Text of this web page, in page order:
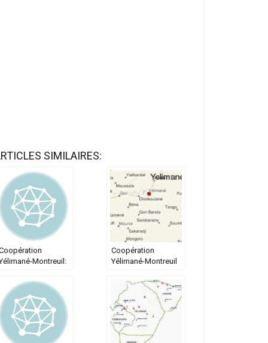
SIMILAIRES:
Montreuil:
alimentaire, clef d'un
avenir meilleur
Coopération
Yélimané-Montreuil